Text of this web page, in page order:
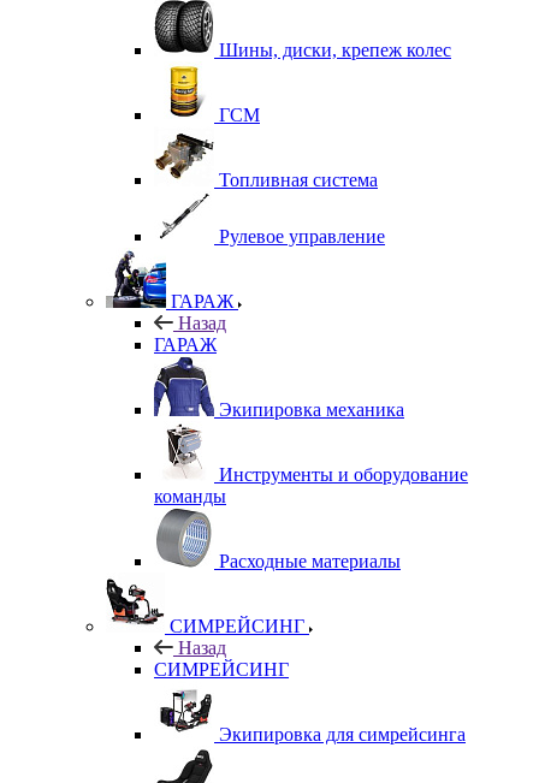
Шины, диски, крепеж колес
ГСМ
Топливная система
Рулевое управление
ГАРАЖ
Назад
ГАРАЖ
Экипировка механика
Инструменты и оборудование
команды
Расходные материалы
СИМРЕЙСИНГ
Назад
СИМРЕЙСИНГ
Экипировка для симрейсинга